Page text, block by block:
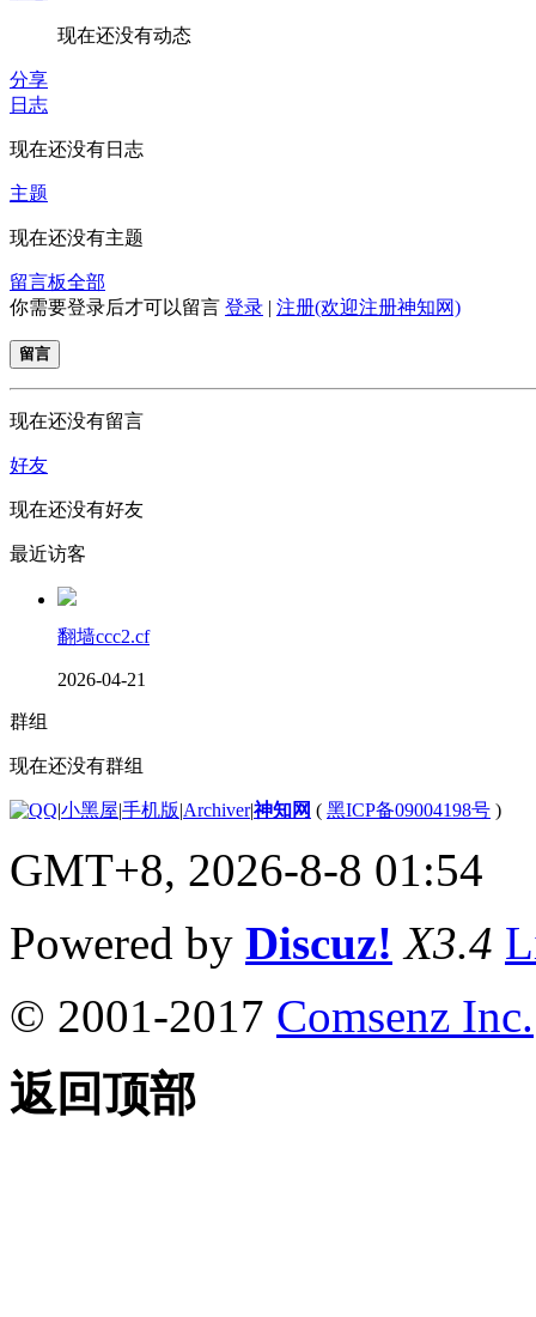
现在还没有动态
分享
日志
现在还没有日志
主题
现在还没有主题
留言板全部
你需要登录后才可以留言 登录 | 注册(欢迎注册神知网)
留言
现在还没有留言
好友
现在还没有好友
最近访客
翻墙ccc2.cf
2026-04-21
群组
现在还没有群组
|小黑屋|手机版|Archiver|神知网 ( 黑ICP备09004198号 )
GMT+8, 2026-8-8 01:54
Powered by Discuz! X3.4
© 2001-2017 Comsenz Inc.
返回顶部